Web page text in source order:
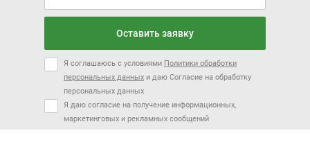
Оставить заявку
Я соглашаюсь с условиями Политики обработки
персональных данных и даю Согласие на обработку
персональных данных
Я даю согласие на получение информационных,
маркетинговых и рекламных сообщений